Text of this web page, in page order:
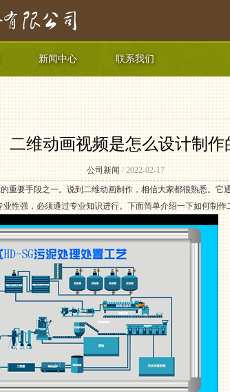
新闻中心 联系我们
二维动画视频是怎么设计制作
公司新闻/ 2022-02-17
重要手段之一。说到二维动画制作，相信大家都很熟悉。
性强，必须通过专业知识进行。下面简单介绍一下如何制作